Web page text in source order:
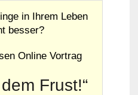
in Ihrem Leben
besser?
Online Vortrag
Frust!“